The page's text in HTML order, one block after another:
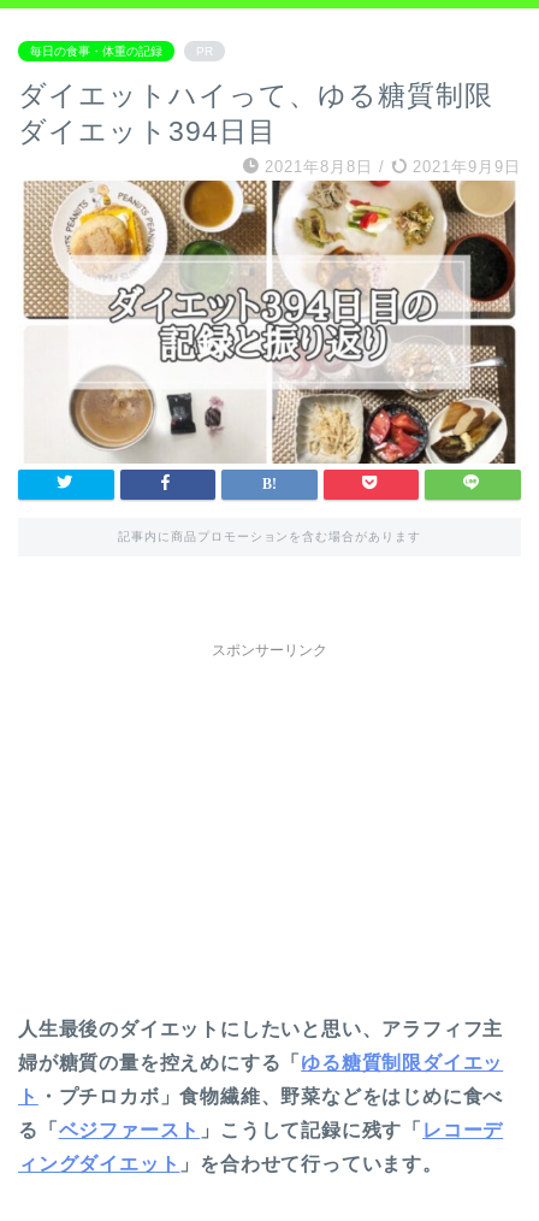
毎日の食事・体重の記録 PR
ダイエットハイって、ゆる糖質制限
ダイエット394日目
2021年8月8日 / 2021年9月9日
記事内に商品プロモーションを含む場合があります
スポンサーリンク
人生最後のダイエットにしたいと思い、アラフィフ主
婦が糖質の量を控えめにする「 ゆる糖質制限ダイエッ
ト
・プチロカボ」食物繊維、野菜などをはじめに食べ
る「 ベジファースト 」こうして記録に残す「 レコーデ
ィングダイエット 」を合わせて行っています。